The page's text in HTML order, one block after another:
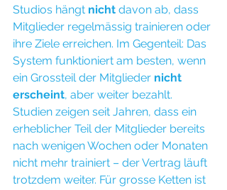
Studios hängt nicht davon ab, dass
Mitglieder regelmässig trainieren oder
ihre Ziele erreichen. Im Gegenteil: Das
System funktioniert am besten, wenn
ein Grossteil der Mitglieder nicht
erscheint, aber weiter bezahlt.
Studien zeigen seit Jahren, dass ein
erheblicher Teil der Mitglieder bereits
nach wenigen Wochen oder Monaten
nicht mehr trainiert – der Vertrag läuft
trotzdem weiter. Für grosse Ketten ist